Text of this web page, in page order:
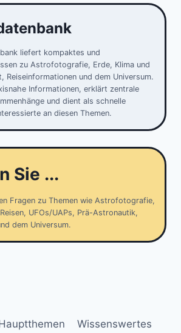
liefert kompaktes und
zu Astrofotografie, Erde, Klima und
Reiseinformationen und dem Universum.
Informationen, erklärt zentrale
und dient als schnelle
an diesen Themen.
Sie ...
Fragen zu Themen wie Astrofotografie,
UFOs/UAPs, Prä-Astronautik,
dem Universum.
Wissenswertes